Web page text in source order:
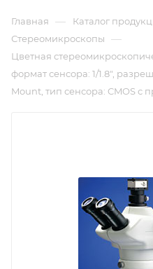
Главная — Каталог
Стереомикроскопы —
Цветная
формат сенсора: 1/1.8",
Mount, тип сенсора: CMOS с